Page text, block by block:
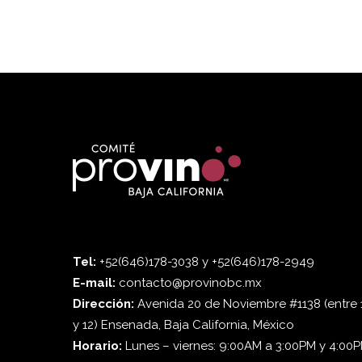
Tel: +52(646)178-3038 y +52(646)178-2949
E-mail: contacto@provinobc.mx
Dirección: Avenida 20 de Noviembre #1138 (entre
y 12) Ensenada, Baja California, México
Horario: Lunes – viernes: 9:00AM a 3:00PM y